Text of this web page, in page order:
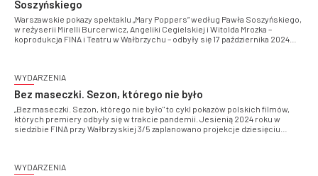
Soszyńskiego
Warszawskie pokazy spektaklu „Mary Poppers” według Pawła Soszyńskiego,
w reżyserii Mirelli Burcerwicz, Angeliki Cegielskiej i Witolda Mrozka –
koprodukcja FINA i Teatru w Wałbrzychu – odbyły się 17 października 2024
WYDARZENIA
Bez maseczki. Sezon, którego nie było
„Bez maseczki. Sezon, którego nie było" to cykl pokazów polskich filmów,
których premiery odbyły się w trakcie pandemii. Jesienią 2024 roku w
siedzibie FINA przy Wałbrzyskiej 3/5 zaplanowano projekcje dziesięciu
WYDARZENIA